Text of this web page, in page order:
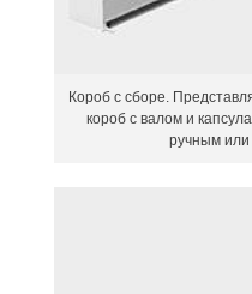
Короб с сборе.
короб с валом и
ручным или